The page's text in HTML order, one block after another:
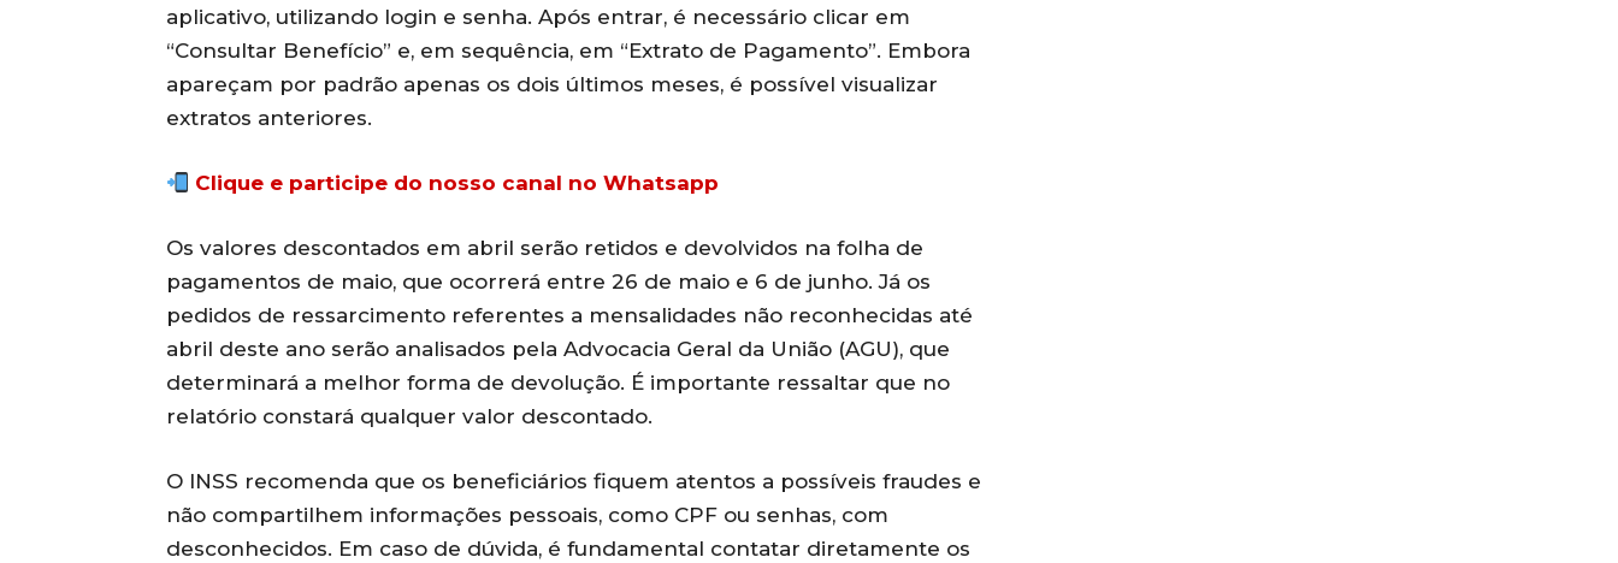
aplicativo, utilizando login e senha. Após entrar, é necessário clicar em
“Consultar Benefício” e, em sequência, em “Extrato de Pagamento”. Embora
apareçam por padrão apenas os dois últimos meses, é possível visualizar
extratos anteriores.
Clique e participe do nosso canal no Whatsapp
Os valores descontados em abril serão retidos e devolvidos na folha de
pagamentos de maio, que ocorrerá entre 26 de maio e 6 de junho. Já os
pedidos de ressarcimento referentes a mensalidades não reconhecidas até
abril deste ano serão analisados pela Advocacia Geral da União (AGU), que
determinará a melhor forma de devolução. É importante ressaltar que no
relatório constará qualquer valor descontado.
O INSS recomenda que os beneficiários fiquem atentos a possíveis fraudes e
não compartilhem informações pessoais, como CPF ou senhas, com
desconhecidos. Em caso de dúvida, é fundamental contatar diretamente os